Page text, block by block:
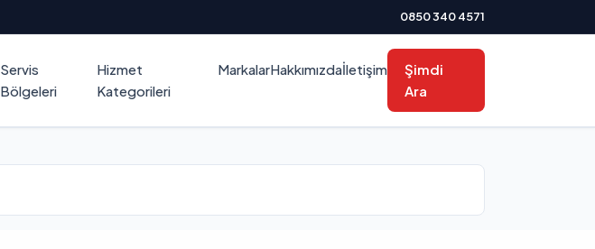
0850 340 4571
Servis
Bölgeleri
Hizmet
Kategorileri
MarkalarHakkımızdaİletişim
Şimdi
Ara